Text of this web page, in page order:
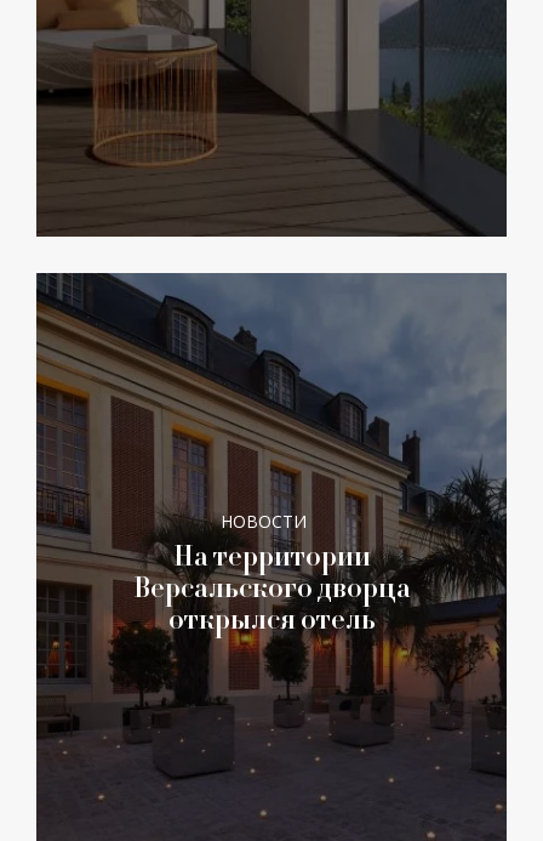
НОВОСТИ
На территории
Версальского дворца
открылся отель